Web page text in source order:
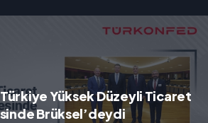
Türkiye Yüksek Düzeyli Ticaret
Brüksel’deydi